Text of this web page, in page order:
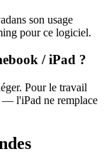
dans son usage
pour ce logiciel.
/ iPad ?
Pour le travail
— l'iPad ne remplace